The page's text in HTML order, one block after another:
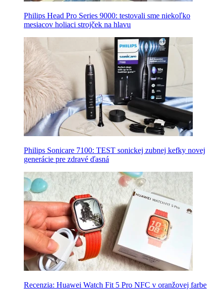
Philips Head Pro Series 9000: testovali sme niekoľko
mesiacov holiaci strojček na hlavu
Philips Sonicare 7100: TEST sonickej zubnej kefky novej
generácie pre zdravé ďasná
Recenzia: Huawei Watch Fit 5 Pro NFC v oranžovej farbe